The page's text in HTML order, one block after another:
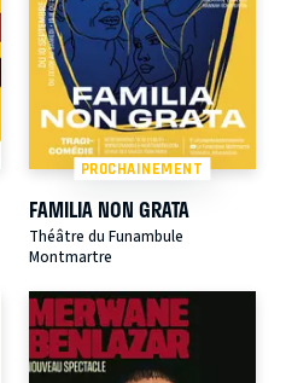
PROCHAINEMENT
FAMILIA NON GRATA
Théâtre du Funambule
Montmartre